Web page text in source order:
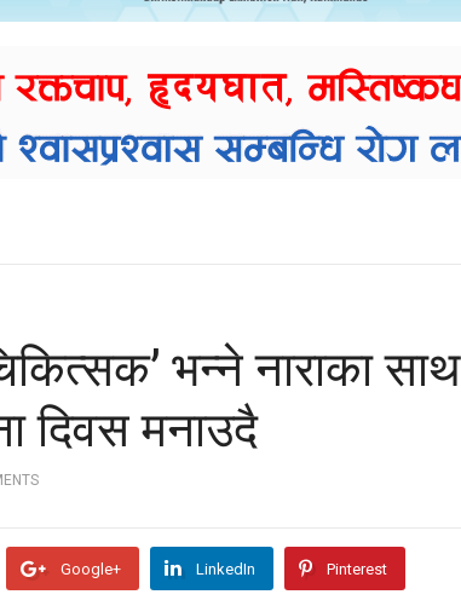
भन्ने नाराका साथ
दिवस मनाउदै
Google+ LinkedIn Pinterest